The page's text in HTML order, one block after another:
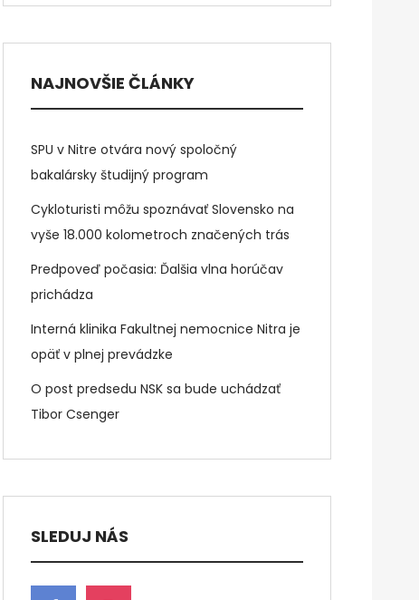
NAJNOVŠIE ČLÁNKY
SPU v Nitre otvára nový spoločný
bakalársky študijný program
Cykloturisti môžu spoznávať Slovensko na
vyše 18.000 kolometroch značených trás
Predpoveď počasia: Ďalšia vlna horúčav
prichádza
Interná klinika Fakultnej nemocnice Nitra je
opäť v plnej prevádzke
O post predsedu NSK sa bude uchádzať
Tibor Csenger
SLEDUJ NÁS